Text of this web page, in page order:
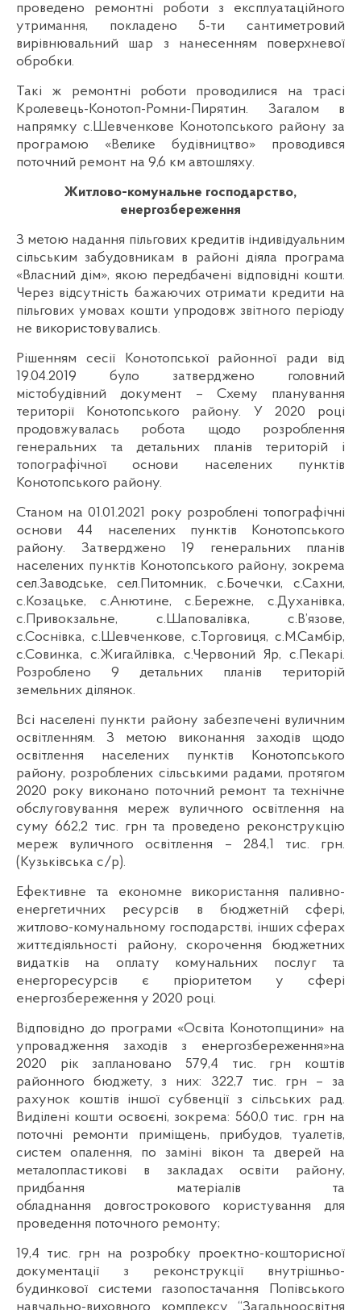
проведено ремонтні роботи з експлуатаційного
утримання, покладено 5-ти сантиметровий
вирівнювальний шар з нанесенням поверхневої
обробки.
Такі ж ремонтні роботи проводилися на трасі
Кролевець-Конотоп-Ромни-Пирятин. Загалом в
напрямку с.Шевченкове Конотопського району за
програмою «Велике будівництво» проводився
поточний ремонт на 9,6 км автошляху.
Житлово-комунальне господарство,
енергозбереження
З метою надання пільгових кредитів індивідуальним
сільським забудовникам в районі діяла програма
«Власний дім», якою передбачені відповідні кошти.
Через відсутність бажаючих отримати кредити на
пільгових умовах кошти упродовж звітного періоду
не використовувались.
Рішенням сесії Конотопської районної ради від
19.04.2019 було затверджено головний
містобудівний документ – Схему планування
території Конотопського району. У 2020 році
продовжувалась робота щодо розроблення
генеральних та детальних планів територій і
топографічної основи населених пунктів
Конотопського району.
Станом на 01.01.2021 року розроблені топографічні
основи 44 населених пунктів Конотопського
району. Затверджено 19 генеральних планів
населених пунктів Конотопського району, зокрема
сел.Заводське, сел.Питомник, с.Бочечки, с.Сахни,
с.Козацьке, с.Анютине, с.Бережне, с.Духанівка,
с.Привокзальне, с.Шаповалівка, с.В’язове,
с.Соснівка, с.Шевченкове, с.Торговиця, с.М.Самбір,
с.Совинка, с.Жигайлівка, с.Червоний Яр, с.Пекарі.
Розроблено 9 детальних планів територій
земельних ділянок.
Всі населені пункти району забезпечені вуличним
освітленням. З метою виконання заходів щодо
освітлення населених пунктів Конотопського
району, розроблених сільськими радами, протягом
2020 року виконано поточний ремонт та технічне
обслуговування мереж вуличного освітлення на
суму 662,2 тис. грн та проведено реконструкцію
мереж вуличного освітлення – 284,1 тис. грн.
(Кузьківська с/р).
Ефективне та економне використання паливно-
енергетичних ресурсів в бюджетній сфері,
житлово-комунальному господарстві, інших сферах
життєдіяльності району, скорочення бюджетних
видатків на оплату комунальних послуг та
енергоресурсів є пріоритетом у сфері
енергозбереження у 2020 році.
Відповідно до програми «Освіта Конотопщини» на
упровадження заходів з енергозбереження»на
2020 рік заплановано 579,4 тис. грн коштів
районного бюджету, з них: 322,7 тис. грн – за
рахунок коштів іншої субвенції з сільських рад.
Виділені кошти освоєні, зокрема: 560,0 тис. грн на
поточні ремонти приміщень, прибудов, туалетів,
систем опалення, по заміні вікон та дверей на
металопластикові в закладах освіти району,
придбання матеріалів та
обладнання довгострокового користування для
проведення поточного ремонту;
19,4 тис. грн на розробку проектно-кошторисної
документації з реконструкції внутрішньо-
будинкової системи газопостачання Попівського